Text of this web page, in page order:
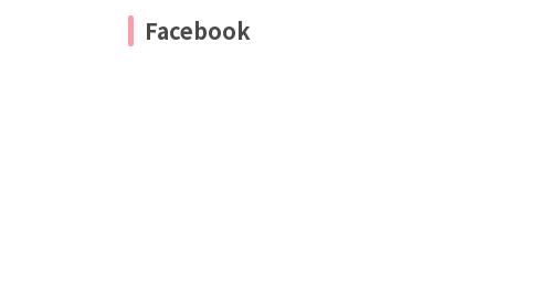
Facebook